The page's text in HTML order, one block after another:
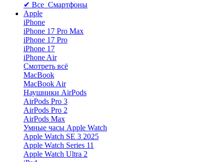
✔ Все Смартфоны
Apple
iPhone
iPhone 17 Pro Max
iPhone 17 Pro
iPhone 17
iPhone Air
Смотреть всё
MacBook
MacBook Air
Наушники AirPods
AirPods Pro 3
AirPods Pro 2
AirPods Max
Умные часы Apple Watch
Apple Watch SE 3 2025
Apple Watch Series 11
Apple Watch Ultra 2